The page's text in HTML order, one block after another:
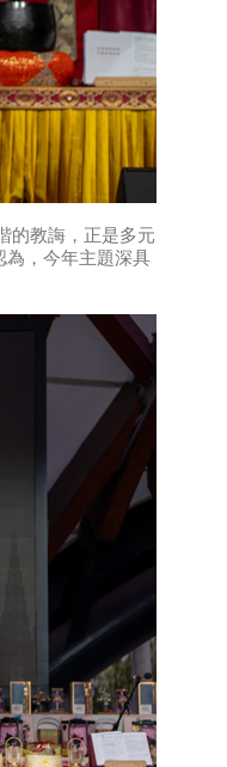
的教誨，正是多元
為，今年主題深具